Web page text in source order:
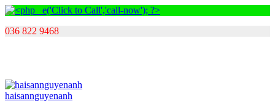
036 822 9468
haisannguyenanh